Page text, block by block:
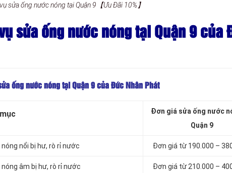
sửa ống nước nóng tại Quận 9【Ưu Đãi 10%】
sửa ống nước nóng tại Quận 9 của
ống nước nóng tại Quận 9 của Đức Nhân Phát
Đơn giá sửa ống nước
Quận 9
nổi bị hư, rò rỉ nước Đơn giá từ 190.000 –
âm bị hư, rò rỉ nước Đơn giá từ 210.000 –